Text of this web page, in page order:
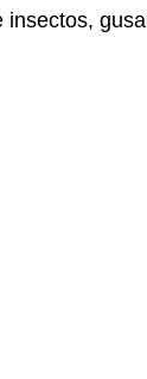
insectos,